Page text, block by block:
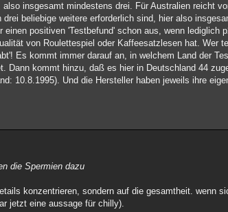
insgesamt mindestens drei. Für Australien reicht
beliebige weitere erforderlich sind, hier also
positiven 'Testbefund' schon aus, wenn lediglich
von Roulettespiel oder Kaffeesatzlesen hat. Wer
Es kommt immer darauf an, in welchem Land der
Dann kommt hinzu, daß es hier in Deutschland 44
10.8.1995). Und die Hersteller haben jeweils ihre
die Spermien dazu
konzentrieren, sondern auf die gesamtheit. wenn
jetzt eine aussage für chilly).